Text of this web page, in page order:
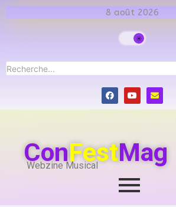
8 août 2026
ConFestMag
Webzine Musical